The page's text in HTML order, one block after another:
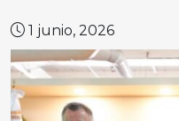
1 junio, 2026